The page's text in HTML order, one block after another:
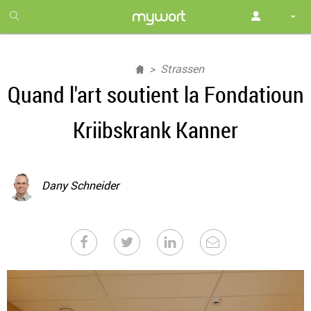
month
free
Strassen
Quand l'art soutient la Fondatioun
Kriibskrank Kanner
Dany Schneider